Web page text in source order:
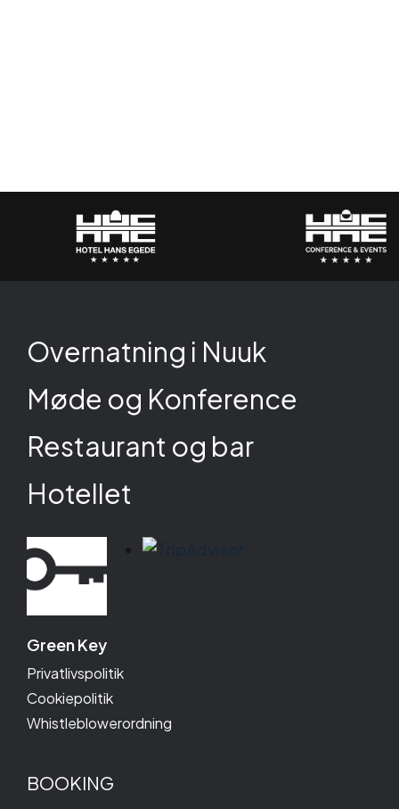
Overnatning i Nuuk
Møde og Konference
Restaurant og bar
Hotellet
Green Key
Privatlivspolitik
Cookiepolitik
Whistleblowerordning
BOOKING